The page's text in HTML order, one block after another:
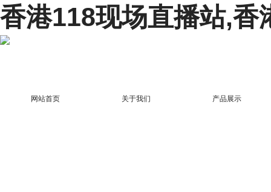
香港118现场直播站,香
网站首页 关于我们 产品展示